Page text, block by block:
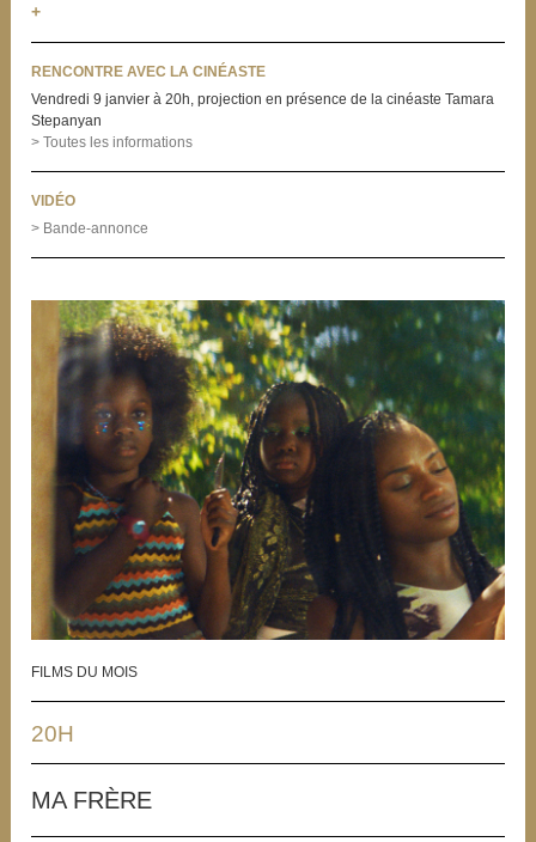
+
RENCONTRE AVEC LA CINÉASTE
Vendredi 9 janvier à 20h, projection en présence de la cinéaste Tamara
Stepanyan
> Toutes les informations
VIDÉO
> Bande-annonce
FILMS DU MOIS
20H
MA FRÈRE